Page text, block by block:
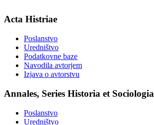
Acta Histriae
Poslanstvo
Uredništvo
Podatkovne baze
Navodila avtorjem
Izjava o avtorstvu
Annales, Series Historia et Sociologia
Poslanstvo
Uredništvo